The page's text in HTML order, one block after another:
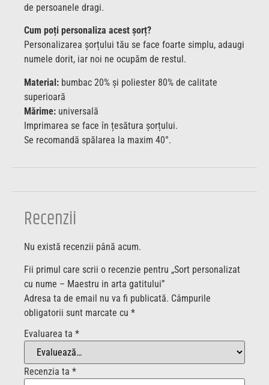
de persoanele dragi.
Cum poți personaliza acest șorț?
Personalizarea șorțului tău se face foarte simplu, adaugi
numele dorit, iar noi ne ocupăm de restul.
Material: bumbac 20% și poliester 80% de calitate
superioară
Mărime: universală
Imprimarea se face în țesătura șorțului.
Se recomandă spălarea la maxim 40°.
Recenzii
Nu există recenzii până acum.
Fii primul care scrii o recenzie pentru „Sort personalizat
cu nume – Maestru in arta gatitului”
Adresa ta de email nu va fi publicată. Câmpurile
obligatorii sunt marcate cu *
Evaluarea ta *
Recenzia ta *